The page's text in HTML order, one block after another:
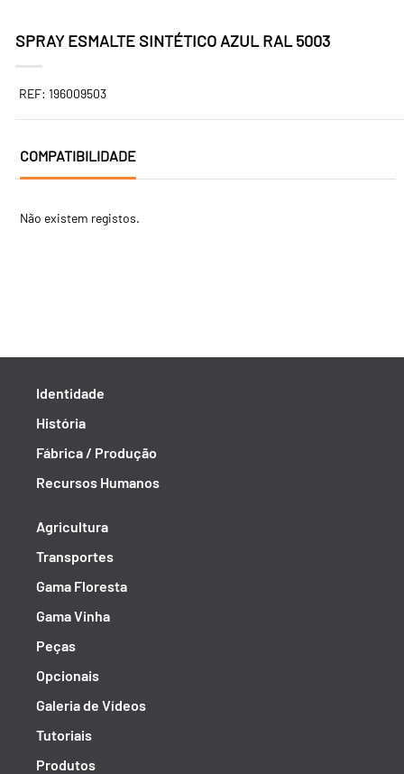
SPRAY ESMALTE SINTÉTICO AZUL RAL 5003
REF: 196009503
COMPATIBILIDADE
Não existem registos.
Identidade
História
Fábrica / Produção
Recursos Humanos
Agricultura
Transportes
Gama Floresta
Gama Vinha
Peças
Opcionais
Galeria de Vídeos
Tutoriais
Produtos